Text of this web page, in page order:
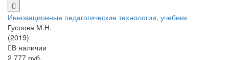
Инновационные педагогические технологии, учебник
Гуслова М.Н.
(2019)
В наличии
2 777 руб.